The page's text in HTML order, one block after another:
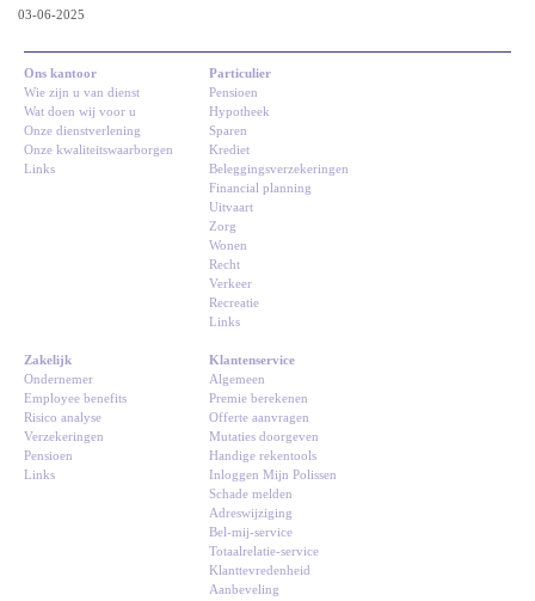
03-06-2025
Ons kantoor
Wie zijn u van dienst
Wat doen wij voor u
Onze dienstverlening
Onze kwaliteitswaarborgen
Links
Particulier
Pensioen
Hypotheek
Sparen
Krediet
Beleggingsverzekeringen
Financial planning
Uitvaart
Zorg
Wonen
Recht
Verkeer
Recreatie
Links
Zakelijk
Ondernemer
Employee benefits
Risico analyse
Verzekeringen
Pensioen
Links
Klantenservice
Algemeen
Premie berekenen
Offerte aanvragen
Mutaties doorgeven
Handige rekentools
Inloggen Mijn Polissen
Schade melden
Adreswijziging
Bel-mij-service
Totaalrelatie-service
Klanttevredenheid
Aanbeveling